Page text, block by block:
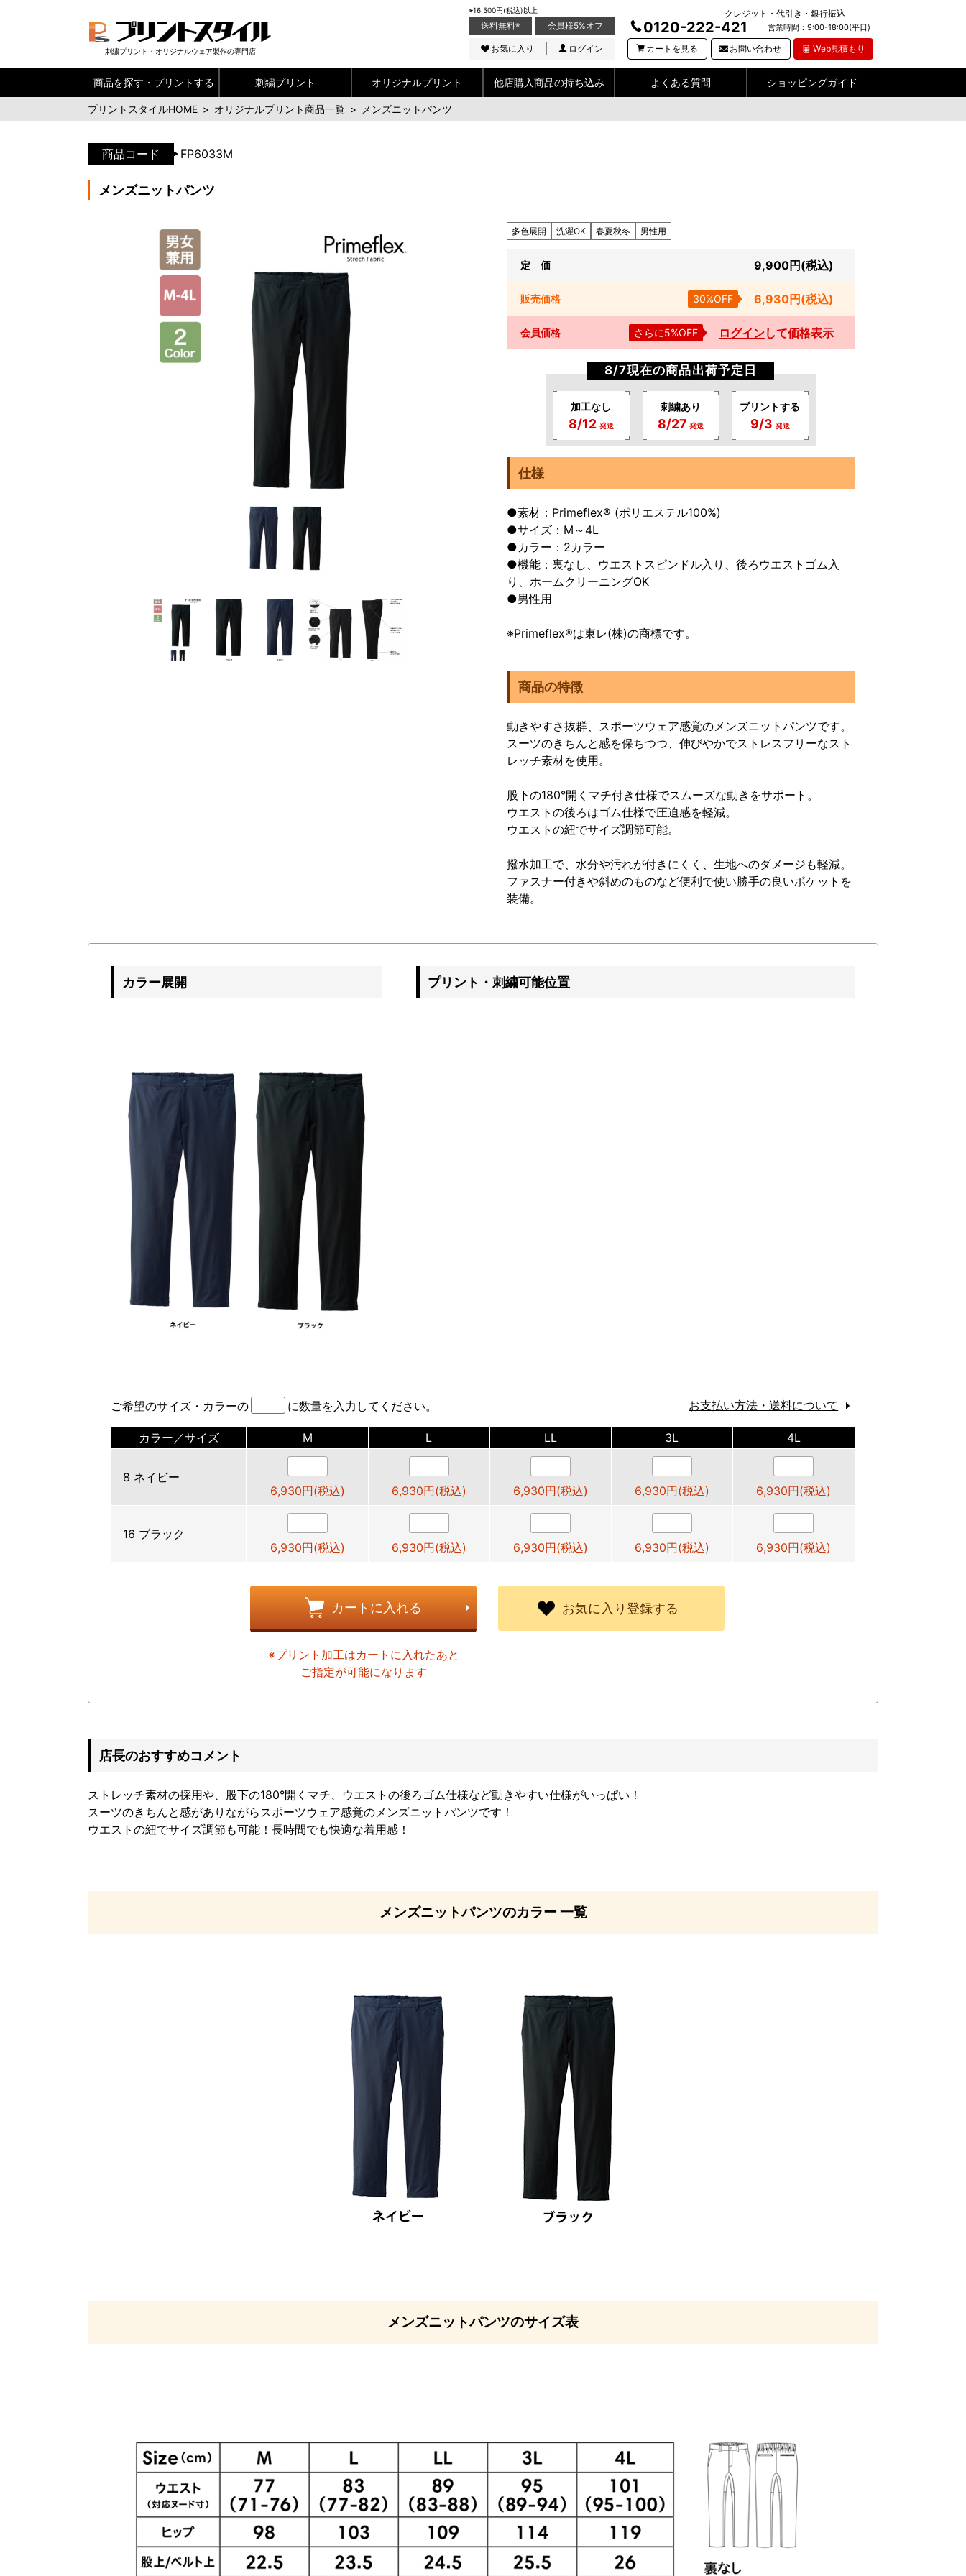
刺繍プリント・オリジナルウェア製作の専門店
※16,500円(税込)以上
送料無料※ 会員様5%オフ
お気に入り ログイン
クレジット・代引き・銀行振込
0120-222-421 営業時間：9:00-18:00(平日)
カートを見る お問い合わせ Web見積もり
商品を探す・ プリントする 刺繍プリント オリジナルプリント 他店購入商品の持ち込み よくある質問 ショッピングガイド
プリントスタイルHOME > オリジナルプリント商品一覧 > メンズニットパンツ
商品コード FP6033M
メンズニットパンツ
多色展開 洗濯OK 春夏秋冬 男性用
定 価 9,900円(税込)
販売価格 30%OFF 6,930円(税込)
会員価格 さらに5%OFF ログインして価格表示
8/7現在の商品出荷予定日
加工なし
8/12 発送
刺繍あり
8/27 発送
プリントする
9/3 発送
仕様
●素材：Primeflex® (ポリエステル100%)
●サイズ：M～4L
●カラー：2カラー
●機能：裏なし、ウエストスピンドル入り、後ろウエストゴム入
り、ホームクリーニングOK
●男性用
※Primeflex®は東レ(株)の商標です。
商品の特徴
動きやすさ抜群、スポーツウェア感覚のメンズニットパンツです。
スーツのきちんと感を保ちつつ、伸びやかでストレスフリーなスト
レッチ素材を使用。
股下の180°開くマチ付き仕様でスムーズな動きをサポート。
ウエストの後ろはゴム仕様で圧迫感を軽減。
ウエストの紐でサイズ調節可能。
撥水加工で、水分や汚れが付きにくく、生地へのダメージも軽減。
ファスナー付きや斜めのものなど便利で使い勝手の良いポケットを
装備。
カラー展開 プリント・刺繍可能位置
ご希望のサイズ・カラーの に数量を入力してください。 お支払い方法・送料について
カラー／サイズ M L LL 3L 4L
8 ネイビー
6,930円(税込)
6,930円(税込) 6,930円(税込) 6,930円(税込) 6,930円(税込)
16 ブラック
6,930円(税込)
6,930円(税込) 6,930円(税込) 6,930円(税込) 6,930円(税込)
カートに入れる
※プリント加工はカートに入れたあと
ご指定が可能になります
お気に入り登録する
店長のおすすめコメント
ストレッチ素材の採用や、股下の180°開くマチ、ウエストの後ろゴム仕様など動きやすい仕様がいっぱい！
スーツのきちんと感がありながらスポーツウェア感覚のメンズニットパンツです！
ウエストの紐でサイズ調節も可能！長時間でも快適な着用感！
メンズニットパンツのカラー 一覧
メンズニットパンツのサイズ表